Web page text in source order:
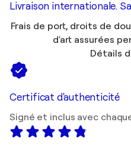
Livraison internationale.
Frais de port, droits de
d'art assurées
Détails
Certificat d'authenticité
Signé et inclus avec